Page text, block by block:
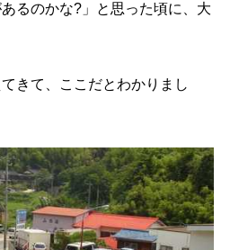
るのかな?」と思った頃に、大
きて、ここだとわかりまし